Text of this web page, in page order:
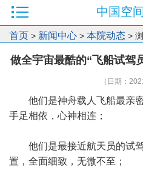
中国空
首页 > 新闻中心 > 本院动态 >
做全宇宙最酷的“飞船试驾
（日期：
他们是神舟载人飞船最亲
手足相依，心神相连；
他们是最接近航天员的试
置，全面细致，无微不至；